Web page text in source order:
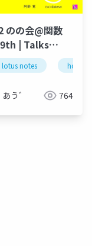
組織カレンダー
のの会@関数
| Talks
@Functions
and Domino
lotus notes hcl
あう゛ 764